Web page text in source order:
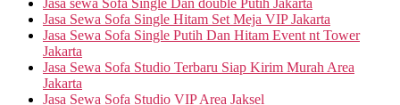
Jasa Sewa Sofa Single Hitam Set Meja VIP Jakarta
Jasa Sewa Sofa Single Putih Dan Hitam Event nt Tower
Jakarta
Jasa Sewa Sofa Studio Terbaru Siap Kirim Murah Area
Jakarta
Jasa Sewa Sofa Studio VIP Area Jaksel